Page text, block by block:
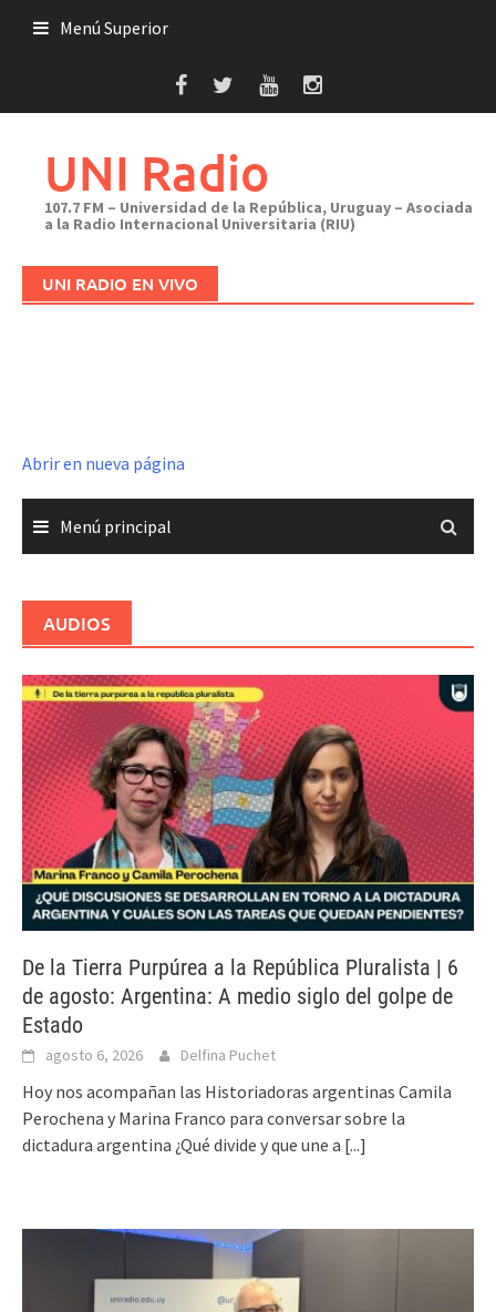
Menú Superior
UNI Radio
107.7 FM – Universidad de la República, Uruguay – Asociada
a la Radio Internacional Universitaria (RIU)
UNI RADIO EN VIVO
Abrir en nueva página
Menú principal
AUDIOS
De la Tierra Purpúrea a la República Pluralista | 6
de agosto: Argentina: A medio siglo del golpe de
Estado
agosto 6, 2026 Delfina Puchet
Hoy nos acompañan las Historiadoras argentinas Camila
Perochena y Marina Franco para conversar sobre la
dictadura argentina ¿Qué divide y que une a [...]